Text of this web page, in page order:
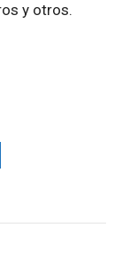
y otros.